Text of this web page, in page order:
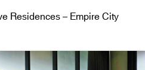
Residences – Empire City